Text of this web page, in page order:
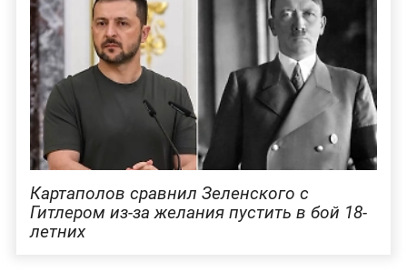
Картаполов сравнил Зеленского с
Гитлером из-за желания пустить в бой 18-
летних